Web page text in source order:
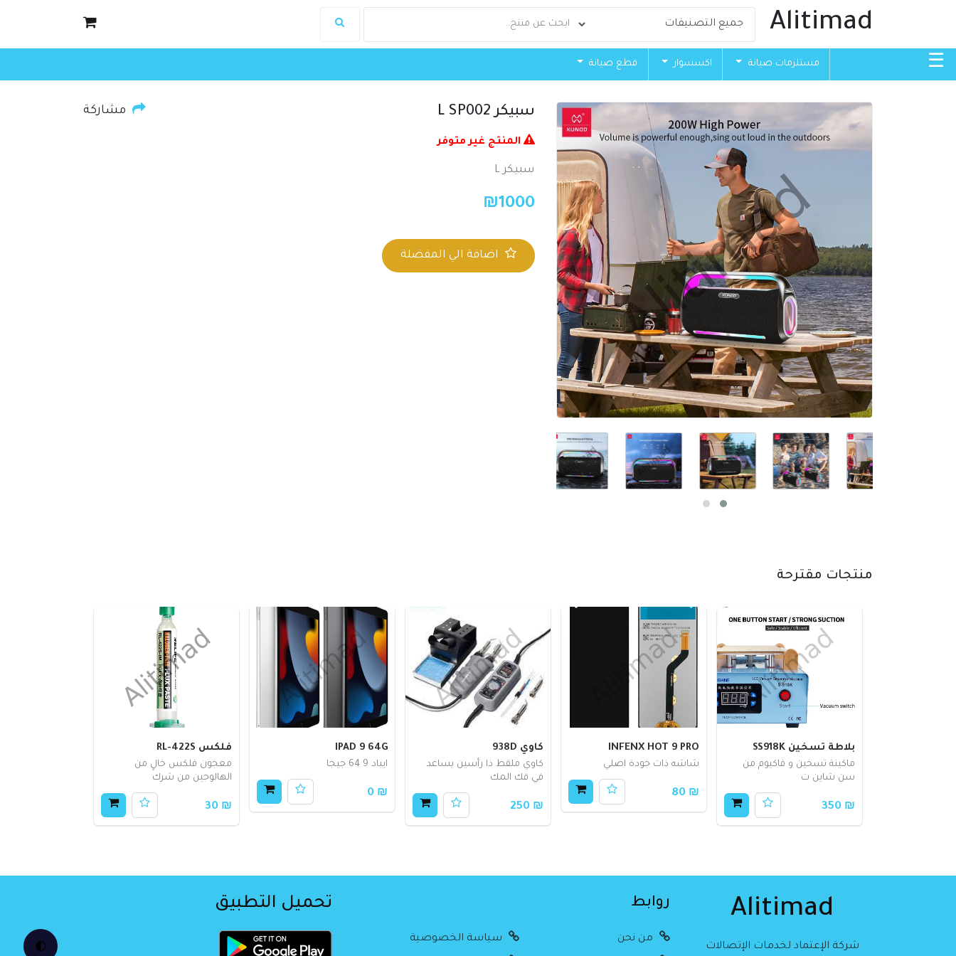
🌓
Alitimad
☰ مستلزمات صيانة اكسسوار قطع صيانة
سبيكر L SP002 مشاركة
المنتج غير متوفر
سبيكر L
₪1000
اضافة الي المفضلة
منتجات مقترحة
بلاطة تسخين SS918K
ماكينة تسخين و فاكيوم من
سن شاين ت
₪ 350
INFENX HOT 9 PRO
شاشه ذات جودة اصلي
₪ 80
كاوي 938D
كاوي ملقط ذا رأسين يساعد
في فك المك
₪ 250
IPAD 9 64G
ايباد 9 64 جيجا
₪ 0
فلكس RL-422S
معجون فلكس خالٍ من
الهالوجين من شرك
₪ 30
Alitimad
شركة الإعتماد لخدمات الإتصالات
روابط
من نحن سياسة الخصوصية
تحميل التطبيق